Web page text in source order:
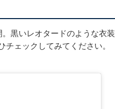
黒いレオタードのような衣装
ェックしてみてください。